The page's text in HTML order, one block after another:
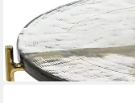
Couchtisch
55 x 45 x 55 cm
B/H/T
319,99 €
in 5-6 Werktagen bei dir